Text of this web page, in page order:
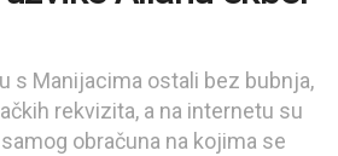
s Manijacima ostali bez bubnja,
rekvizita, a na internetu su
obračuna na kojima se